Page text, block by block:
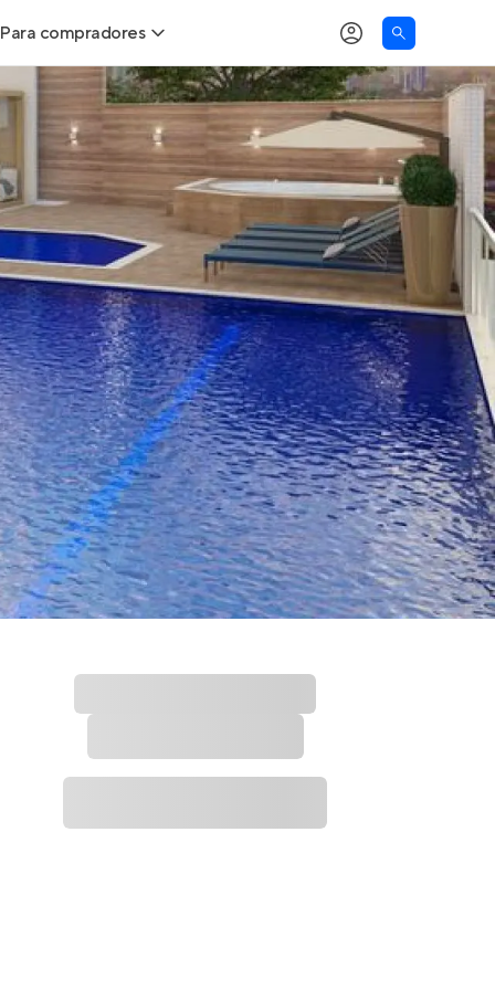
Para compradores
Buscar um imóvel novo
Calcule seu Poder de Compra
Comprar x Alugar
Correção do INCC
Simulador de Financiamento
Encontre um corretor